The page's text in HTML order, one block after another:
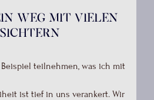
Weg mit vielen
teilnehmen, was ich mit
ist tief in uns verankert. Wir